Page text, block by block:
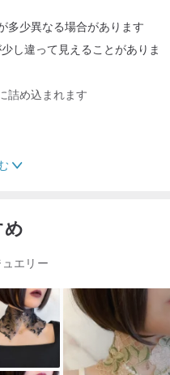
少異なる場合があります
し違って見えることがありま
詰め込まれます
ガポール/マレーシア/タイ/ア
マレーシア/イギリス/カナダ/
ンド/タイ/スウェーデン/スイ
リア/フィンランド/オランダ/
エリー